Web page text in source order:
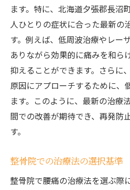
ます。特に、北海道夕張郡長沼
人ひとりの症状に合った最新の
す。例えば、低周波治療やレー
ありながら効果的に痛みを和ら
抑えることができます。さらに
原因にアプローチするために、
ます。このように、最新の治療
間での改善が期待でき、再発防
す。
整骨院での治療法の選択基準
整骨院で腰痛の治療法を選ぶ際